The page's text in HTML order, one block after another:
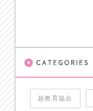
超教育協会